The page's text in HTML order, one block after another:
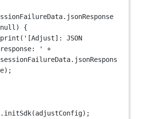
null ) {
print ( '[Adjust]: JSON
response: '
+
sessionFailureData.jsonRespons
e);
. initSdk(adjustConfig);